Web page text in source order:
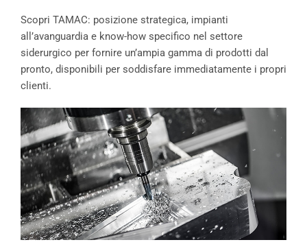
Scopri TAMAC: posizione strategica, impianti
all’avanguardia e know-how specifico nel settore
siderurgico per fornire un’ampia gamma di prodotti dal
pronto, disponibili per soddisfare immediatamente i propri
clienti.